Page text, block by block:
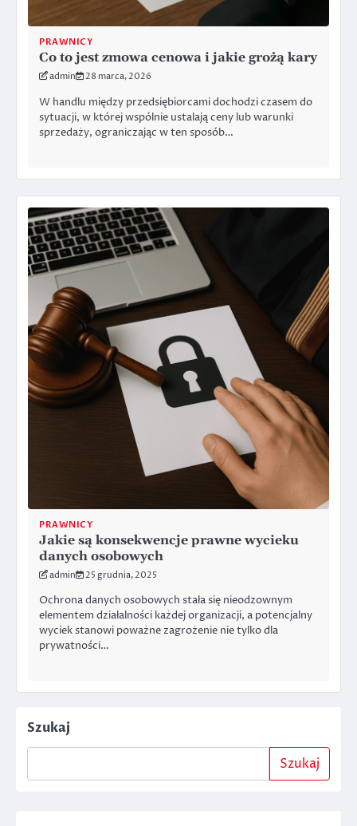
PRAWNICY
Co to jest zmowa cenowa i jakie grożą kary
admin 28 marca, 2026
W handlu między przedsiębiorcami dochodzi czasem do
sytuacji, w której wspólnie ustalają ceny lub warunki
sprzedaży, ograniczając w ten sposób…
PRAWNICY
Jakie są konsekwencje prawne wycieku
danych osobowych
admin 25 grudnia, 2025
Ochrona danych osobowych stała się nieodzownym
elementem działalności każdej organizacji, a potencjalny
wyciek stanowi poważne zagrożenie nie tylko dla
prywatności…
Szukaj
Szukaj